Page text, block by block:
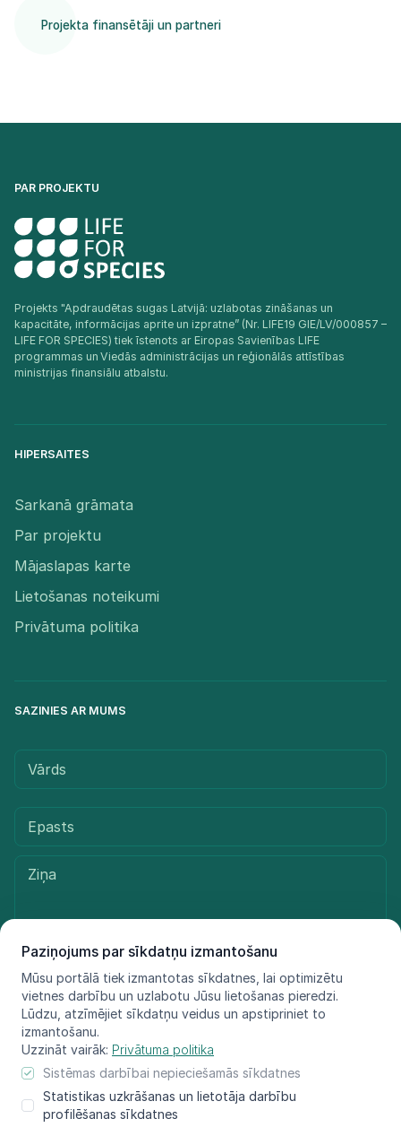
Paziņojums par sīkdatņu izmantošanu
Mūsu portālā tiek izmantotas sīkdatnes, lai optimizētu
vietnes darbību un uzlabotu Jūsu lietošanas pieredzi.
Lūdzu, atzīmējiet sīkdatņu veidus un apstipriniet to
izmantošanu.
Uzzināt vairāk: Privātuma politika
Sistēmas darbībai nepieciešamās sīkdatnes
Statistikas uzkrāšanas un lietotāja darbību
profilēšanas sīkdatnes
Projekta finansētāji un partneri
PAR PROJEKTU
Projekts "Apdraudētas sugas Latvijā: uzlabotas zināšanas un
kapacitāte, informācijas aprite un izpratne” (Nr. LIFE19 GIE/LV/000857 –
LIFE FOR SPECIES) tiek īstenots ar Eiropas Savienības LIFE
programmas un Viedās administrācijas un reģionālās attīstības
ministrijas finansiālu atbalstu.​
HIPERSAITES
Sarkanā grāmata
Par projektu
Mājaslapas karte
Lietošanas noteikumi
Privātuma politika
SAZINIES AR MUMS
Sūtīt ziņu
redzējumu, Eiropas Klimata, infrastruktūras
un vides izpildaģentūra nav atbildīga par šeit sniegtās informācijas